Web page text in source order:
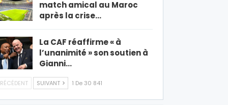
match amical au Maroc
après la crise…
La CAF réaffirme « à
l’unanimité » son soutien à
Gianni…
SUIVANT 1 De 30 841